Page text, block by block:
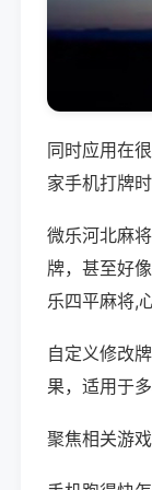
同时应用在
家手机打牌
微乐河北麻
牌，甚至好
乐四平麻将,
自定义修改
果，适用于
聚焦相关游